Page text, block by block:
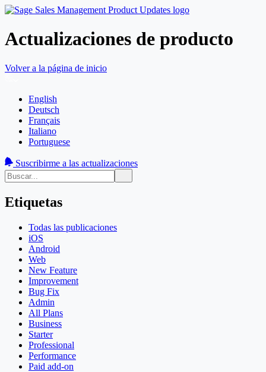
Actualizaciones de producto
Volver a la página de inicio
English
Deutsch
Français
Italiano
Portuguese
Suscribirme a las actualizaciones
Etiquetas
Todas las publicaciones
iOS
Android
Web
New Feature
Improvement
Bug Fix
Admin
All Plans
Business
Starter
Professional
Performance
Paid add-on